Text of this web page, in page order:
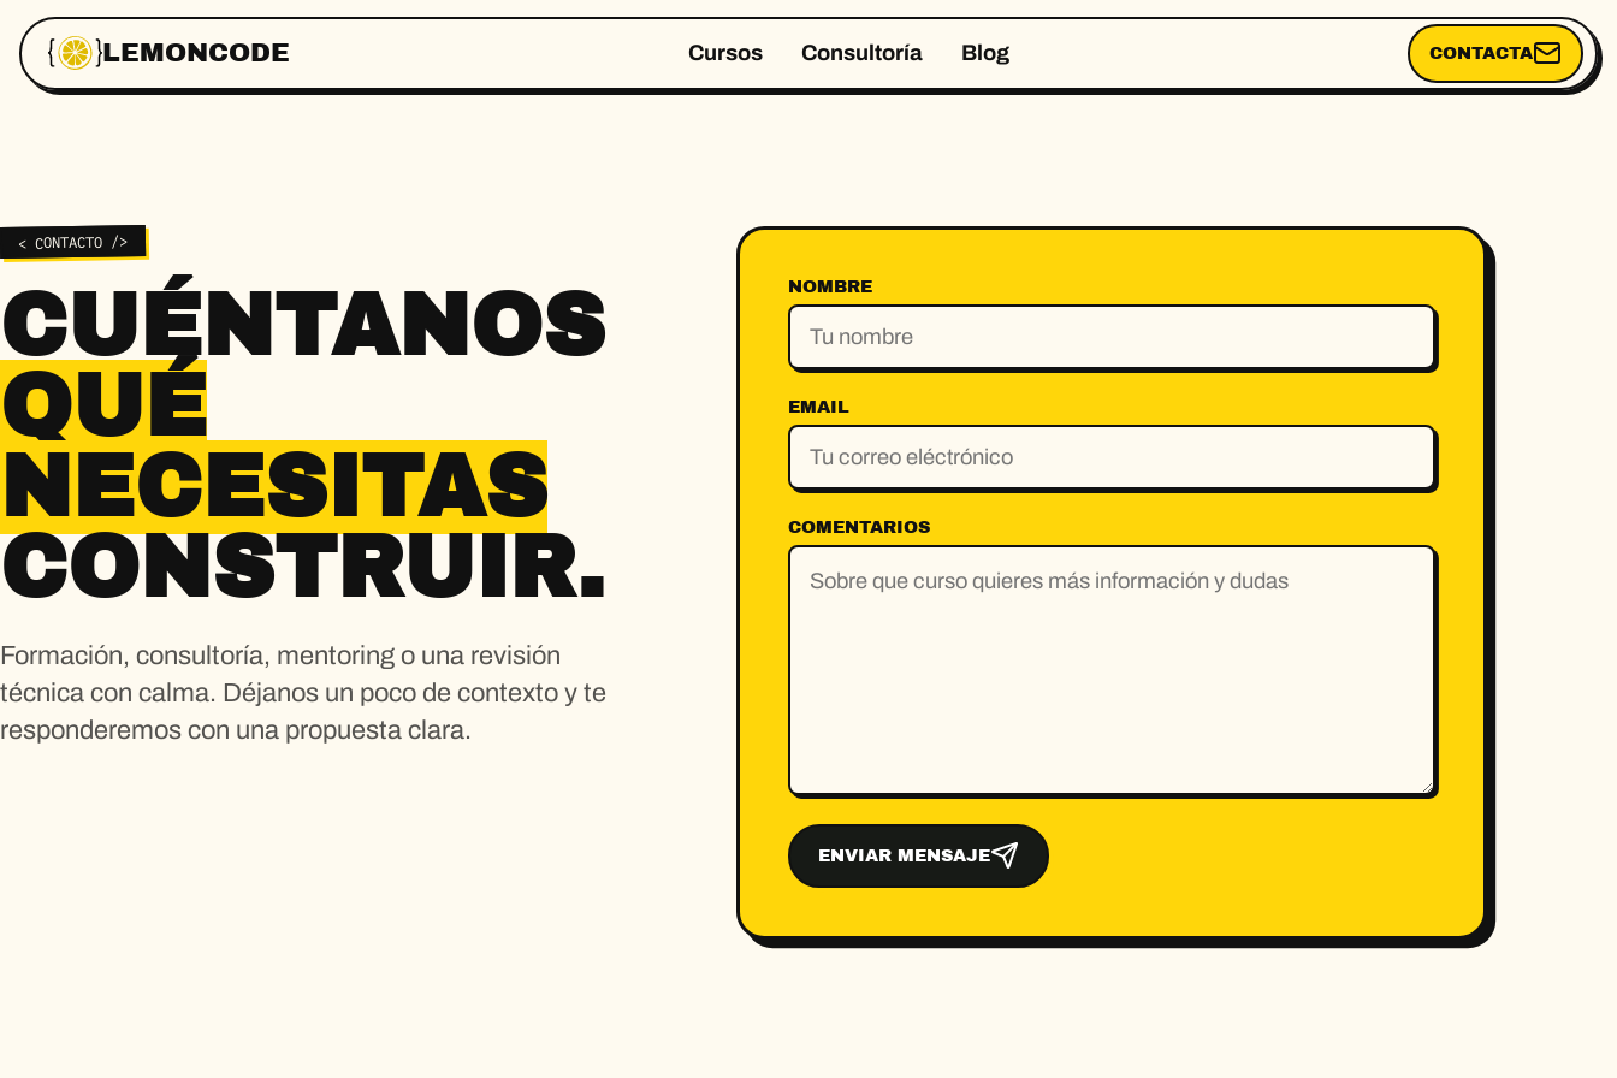
LEMONCODE Cursos Consultoría Blog CONTACTA
< CONTACTO />
CUÉNTANOS
QUÉ
NECESITAS
CONSTRUIR.
Formación, consultoría, mentoring o una revisión
técnica con calma. Déjanos un poco de contexto y te
responderemos con una propuesta clara.
NOMBRE
EMAIL
COMENTARIOS
ENVIAR MENSAJE